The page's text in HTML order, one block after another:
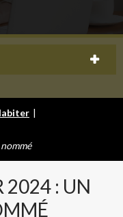
|
2024 : UN